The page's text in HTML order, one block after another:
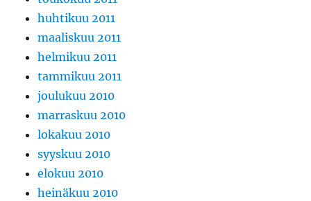
huhtikuu 2011
maaliskuu 2011
helmikuu 2011
tammikuu 2011
joulukuu 2010
marraskuu 2010
lokakuu 2010
syyskuu 2010
elokuu 2010
heinäkuu 2010